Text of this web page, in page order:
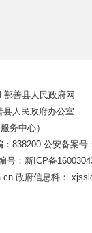
（十）统筹
落实消除非法
者维权工作，
（十一）
善县人民政府网
人民政府办公室
务中心）
：838200 公安备案号
号：新ICP备
政府信息科：